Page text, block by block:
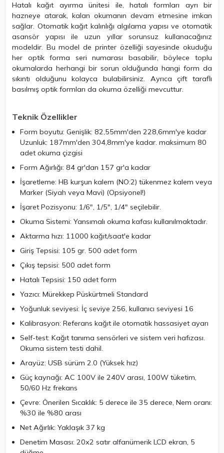
Hatalı kağıt ayırma ünitesi ile, hatalı formları ayrı bir
hazneye atarak, kalan okumanın devam etmesine imkan
sağlar. Otomatik kağıt kalınlığı algılama yapısı ve otomatik
asansör yapısı ile uzun yıllar sorunsuz kullanacağınız
modeldir. Bu model de printer özelliği sayesinde okuduğu
her optik forma seri numarası basabilir, böylece toplu
okumalarda herhangi bir sorun olduğunda hangi form da
sıkıntı olduğunu kolayca bulabilirsiniz. Ayrıca çift taraflı
basılmış optik formları da okuma özelliği mevcuttur.
Teknik Özellikler
Form boyutu: Genişlik: 82,55mm'den 228,6mm'ye kadar
Uzunluk: 187mm'den 304,8mm'ye kadar. maksimum 80
adet okuma çizgisi
Form Ağırlığı: 84 gr'dan 157 gr'a kadar
İşaretleme: HB kurşun kalem (NO:2) tükenmez kalem veya
Marker (Siyah veya Mavi) (Opsiyonel!)
İşaret Pozisyonu: 1/6", 1/5", 1/4" seçilebilir.
Okuma Sistemi: Yansımalı okuma kafası kullanılmaktadır.
Aktarma hızı: 11000 kağıt/saat'e kadar
Giriş Tepsisi: 105 gr. 500 adet form
Çıkış tepsisi: 500 adet form
Hatalı Tepsisi: 150 adet form
Yazıcı: Mürekkep Püskürtmeli Standard
Yoğunluk seviyesi: İç seviye 256, kullanıcı seviyesi 16
Kalibrasyon: Referans kağıt ile otomatik hassasiyet ayarı
Self-test: Kağıt tanıma sensörleri ve sistem veri hafızası.
Okuma sistem testi dahil.
Arayüz: USB sürüm 2.0 (Yüksek hız)
Güç kaynağı: AC 100V ile 240V arası, 100W tüketim,
50/60 Hz frekans
Çevre: Önerilen Sıcaklık: 5 derece ile 35 derece, Nem oranı:
%30 ile %80 arası
Net Ağırlık: Yaklaşık 37 kg
Denetim Masası: 20x2 satır alfanümerik LCD ekran, 5